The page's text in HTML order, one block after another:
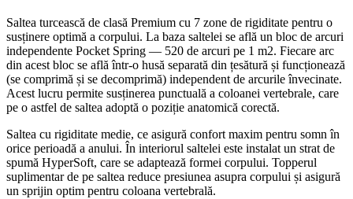
Saltea turcească de clasă Premium cu 7 zone de rigiditate pentru o
susținere optimă a corpului. La baza saltelei se află un bloc de arcuri
independente Pocket Spring — 520 de arcuri pe 1 m2. Fiecare arc
din acest bloc se află într-o husă separată din țesătură și funcționează
(se comprimă și se decomprimă) independent de arcurile învecinate.
Acest lucru permite susținerea punctuală a coloanei vertebrale, care
pe o astfel de saltea adoptă o poziție anatomică corectă.
Saltea cu rigiditate medie, ce asigură confort maxim pentru somn în
orice perioadă a anului. În interiorul saltelei este instalat un strat de
spumă HyperSoft, care se adaptează formei corpului. Topperul
suplimentar de pe saltea reduce presiunea asupra corpului și asigură
un sprijin optim pentru coloana vertebrală.